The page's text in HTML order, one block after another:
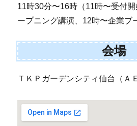
11時30分〜16時（11時〜受付
ープニング講演、12時〜企業ブ
会場
ＴＫＰガーデンシティ仙台（Ａ